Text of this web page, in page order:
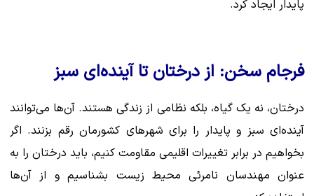
پایدار ایجاد کرد.
فرجام سخن: از درختان تا آینده‌ای سبز
درختان، نه یک گیاه، بلکه نظامی از زندگی هستند. آن‌ها می‌توانند
آینده‌ای سبز و پایدار را برای شهرهای کشورمان رقم بزنند. اگر
بخواهیم در برابر تغییرات اقلیمی مقاومت کنیم، باید درختان را به
عنوان مهندسان نامرئی محیط زیست بشناسیم و از آن‌ها